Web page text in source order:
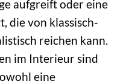
aufgreift oder eine
die von klassisch-
reichen kann.
im Interieur sind
eine